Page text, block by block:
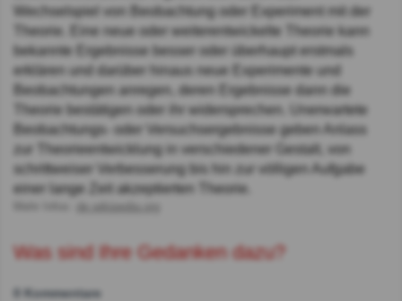
Wechselspiel von Beobachtung oder Experiment mit der
Theorie. Eine neue oder weiterentwickelte Theorie kann
bekannte Ergebnisse besser oder überhaupt erstmals
erklären und darüber hinaus neue Experimente und
Beobachtungen anregen, deren Ergebnisse dann die
Theorie bestätigen oder ihr widersprechen. Unerwartete
Beobachtungs- oder Versuchsergebnisse geben Anlass
zur Theorieentwicklung in verschiedener Gestalt, von
schrittweiser Verbesserung bis hin zur völligen Aufgabe
einer lange Zeit akzeptierten Theorie.
de.wikipedia.org
Was sind Ihre Gedanken dazu?
0 Kommentare